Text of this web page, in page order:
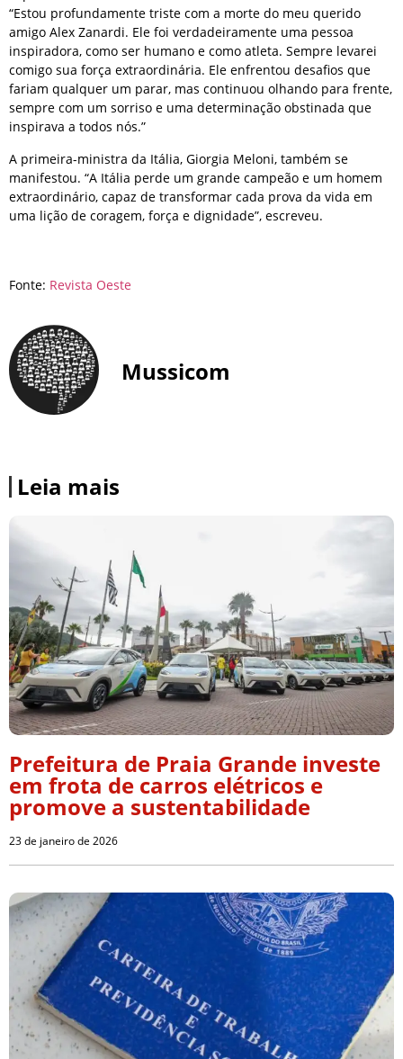
“Estou profundamente triste com a morte do meu querido
amigo Alex Zanardi. Ele foi verdadeiramente uma pessoa
inspiradora, como ser humano e como atleta. Sempre levarei
comigo sua força extraordinária. Ele enfrentou desafios que
fariam qualquer um parar, mas continuou olhando para frente,
sempre com um sorriso e uma determinação obstinada que
inspirava a todos nós.”
A primeira-ministra da Itália, Giorgia Meloni, também se
manifestou. “A Itália perde um grande campeão e um homem
extraordinário, capaz de transformar cada prova da vida em
uma lição de coragem, força e dignidade”, escreveu.
Fonte: Revista Oeste
Mussicom
Leia mais
Prefeitura de Praia Grande investe
em frota de carros elétricos e
promove a sustentabilidade
23 de janeiro de 2026